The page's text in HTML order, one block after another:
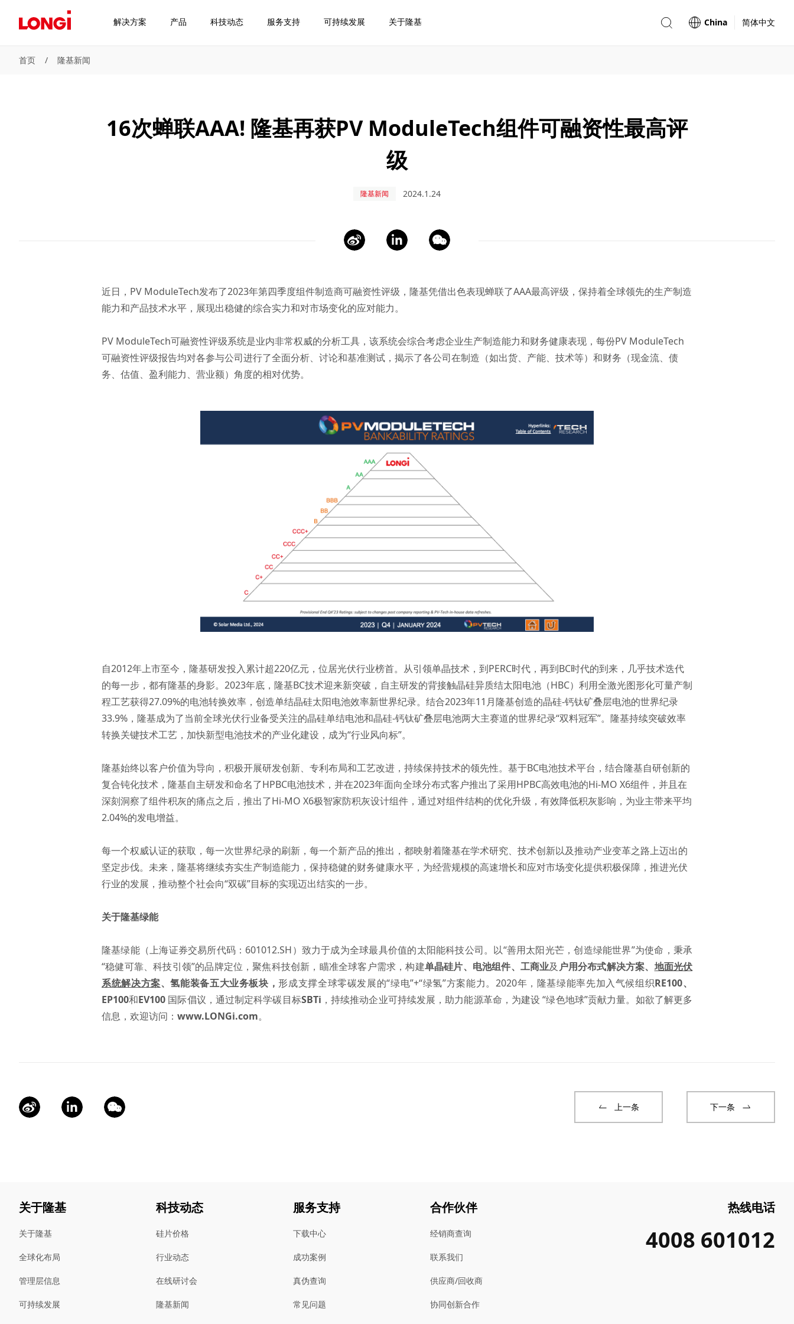
解决方案 产品 科技动态 服务支持 可持续发展 关于隆基 China 简体中文
首页 / 隆基新闻
16次蝉联AAA! 隆基再获PV ModuleTech组件可融资性最高评
级
隆基新闻 2024.1.24
近日，PV ModuleTech发布了2023年第四季度组件制造商可融资性评级，隆基凭借出色表现蝉联了AAA最高评级，保持着全球领先的生产制造
能力和产品技术水平，展现出稳健的综合实力和对市场变化的应对能力。
PV ModuleTech可融资性评级系统是业内非常权威的分析工具，该系统会综合考虑企业生产制造能力和财务健康表现，每份PV ModuleTech
可融资性评级报告均对各参与公司进行了全面分析、讨论和基准测试，揭示了各公司在制造（如出货、产能、技术等）和财务（现金流、债
务、估值、盈利能力、营业额）角度的相对优势。
自2012年上市至今，隆基研发投入累计超220亿元，位居光伏行业榜首。从引领单晶技术，到PERC时代，再到BC时代的到来，几乎技术迭代
的每一步，都有隆基的身影。2023年底，隆基BC技术迎来新突破，自主研发的背接触晶硅异质结太阳电池（HBC）利用全激光图形化可量产制
程工艺获得27.09%的电池转换效率，创造单结晶硅太阳电池效率新世界纪录。结合2023年11月隆基创造的晶硅-钙钛矿叠层电池的世界纪录
33.9%，隆基成为了当前全球光伏行业备受关注的晶硅单结电池和晶硅-钙钛矿叠层电池两大主赛道的世界纪录“双料冠军”。隆基持续突破效率
转换关键技术工艺，加快新型电池技术的产业化建设，成为“行业风向标”。
隆基始终以客户价值为导向，积极开展研发创新、专利布局和工艺改进，持续保持技术的领先性。基于BC电池技术平台，结合隆基自研创新的
复合钝化技术，隆基自主研发和命名了HPBC电池技术，并在2023年面向全球分布式客户推出了采用HPBC高效电池的Hi-MO X6组件，并且在
深刻洞察了组件积灰的痛点之后，推出了Hi-MO X6极智家防积灰设计组件，通过对组件结构的优化升级，有效降低积灰影响，为业主带来平均
2.04%的发电增益。
每一个权威认证的获取，每一次世界纪录的刷新，每一个新产品的推出，都映射着隆基在学术研究、技术创新以及推动产业变革之路上迈出的
坚定步伐。未来，隆基将继续夯实生产制造能力，保持稳健的财务健康水平，为经营规模的高速增长和应对市场变化提供积极保障，推进光伏
行业的发展，推动整个社会向“双碳”目标的实现迈出结实的一步。
关于隆基绿能
隆基绿能（上海证券交易所代码：601012.SH）致力于成为全球最具价值的太阳能科技公司。以“善用太阳光芒，创造绿能世界”为使命，秉承
“稳健可靠、科技引领”的品牌定位，聚焦科技创新，瞄准全球客户需求，构建单晶硅片、 电池组件、 工商业及 户用分布式解决方案、 地面光伏
系统解决方案、氢能装备五大业务板块， 形成支撑全球零碳发展的“绿电”+“绿氢”方案能力。2020年，隆基绿能率先加入气候组织RE100、
EP100和EV100 国际倡议，通过制定科学碳目标SBTi ，持续推动企业可持续发展，助力能源革命，为建设 “绿色地球”贡献力量。如欲了解更多
信息，欢迎访问： www.LONGi.com。
上一条 下一条
关于隆基
关于隆基
全球化布局
管理层信息
可持续发展
科技动态
硅片价格
行业动态
在线研讨会
隆基新闻
服务支持
下载中心
成功案例
真伪查询
常见问题
合作伙伴
经销商查询
联系我们
供应商/回收商
协同创新合作
热线电话
4008 601012